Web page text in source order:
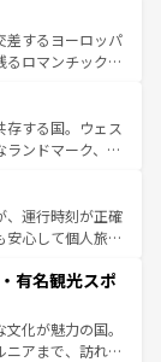
ペインはその個
なお、新着のスペイン情報は コ
殿、歴史的な大
が、訪れる者を心
国としても知ら
プロヴァンスの
み方が可能だ。さ
おり、どの街角に
る文化を体験で
報はコンテンツ一覧
差するヨーロッパ
るロマンチック街
ことがない。ベ
ルプスの絶景、そ
景は必見。ビール
着の
ほしい。
存する国。ウェス
ランドマーク、歴
なアフタヌーン
パブ、サッカー観
富。イギリスを旅
、運行時刻が正確
安心して個人旅行
はのユニークな
歩きも満喫する
も高いが、旅行
、うまく活用すれ
有名観光スポ
化が魅力の国。
ニアまで、訪れる